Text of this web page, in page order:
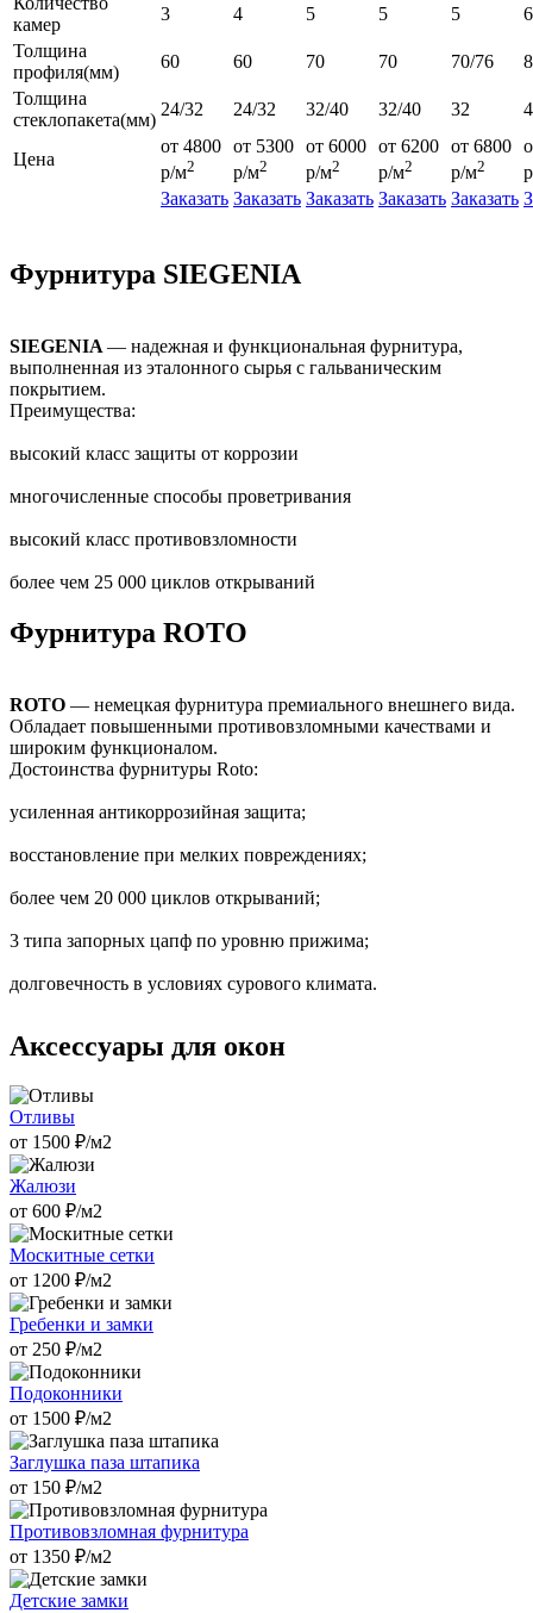
камер
3 4 5 5 5
6
Толщина
профиля(мм)
60 60 70 70 70/76
Толщина
стеклопакета(мм)
24/32 24/32 32/40 32/40 32
Цена
от 4800
р/м2
от 5300
р/м2
от 6000
р/м2
от 6200
р/м2
от 6800
р/м2
Заказать Заказать Заказать Заказать Заказать
Фурнитура SIEGENIA
SIEGENIA — надежная и функциональная фурнитура,
выполненная из эталонного сырья с гальваническим
покрытием.
Преимущества:
высокий класс защиты от коррозии
многочисленные способы проветривания
высокий класс противовзломности
более чем 25 000 циклов открываний
Фурнитура ROTO
ROTO — немецкая фурнитура премиального внешнего вида.
Обладает повышенными противовзломными качествами и
широким функционалом.
Достоинства фурнитуры Roto:
усиленная антикоррозийная защита;
восстановление при мелких повреждениях;
более чем 20 000 циклов открываний;
3 типа запорных цапф по уровню прижима;
долговечность в условиях сурового климата.
Аксессуары для окон
Отливы
от 1500 ₽/м2
Жалюзи
от 600 ₽/м2
Москитные сетки
от 1200 ₽/м2
Гребенки и замки
от 250 ₽/м2
Подоконники
от 1500 ₽/м2
Заглушка паза штапика
от 150 ₽/м2
Противовзломная фурнитура
от 1350 ₽/м2
Детские замки